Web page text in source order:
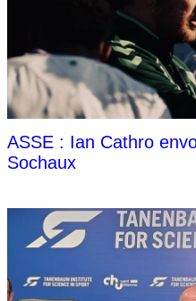
ASSE : Ian Cathro
Sochaux